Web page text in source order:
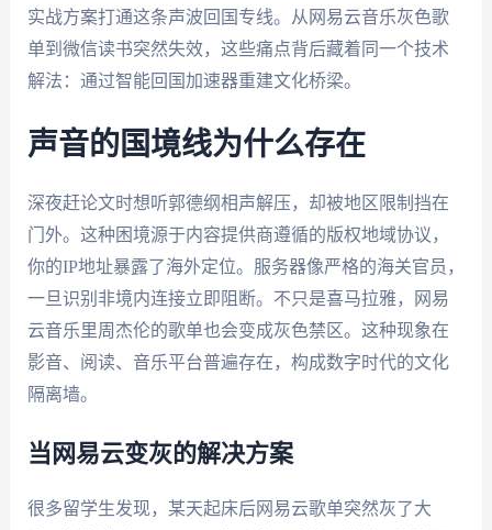
实战方案打通这条声波回国专线。从网易云音乐灰色歌
单到微信读书突然失效，这些痛点背后藏着同一个技术
解法：通过智能回国加速器重建文化桥梁。
声音的国境线为什么存在
深夜赶论文时想听郭德纲相声解压，却被地区限制挡在
门外。这种困境源于内容提供商遵循的版权地域协议，
你的IP地址暴露了海外定位。服务器像严格的海关官员，
一旦识别非境内连接立即阻断。不只是喜马拉雅，网易
云音乐里周杰伦的歌单也会变成灰色禁区。这种现象在
影音、阅读、音乐平台普遍存在，构成数字时代的文化
隔离墙。
当网易云变灰的解决方案
很多留学生发现，某天起床后网易云歌单突然灰了大